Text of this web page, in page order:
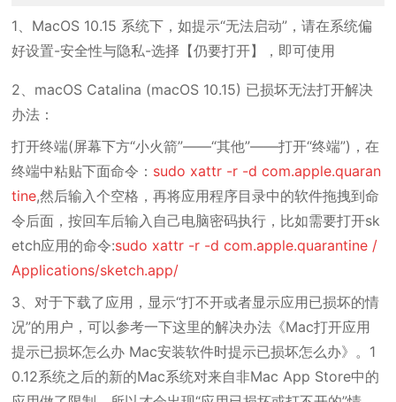
1、MacOS 10.15 系统下，如提示“无法启动”，请在系统偏
好设置-安全性与隐私-选择【仍要打开】，即可使用
2、macOS Catalina (macOS 10.15) 已损坏无法打开解决
办法：
打开终端(屏幕下方“小火箭”——“其他”——打开“终端”)，在
终端中粘贴下面命令： sudo xattr -r -d com.apple.quaran
tine,然后输入个空格，再将应用程序目录中的软件拖拽到命
令后面，按回车后输入自己电脑密码执行，比如需要打开sk
etch应用的命令:sudo xattr -r -d com.apple.quarantine /
Applications/sketch.app/
3、对于下载了应用，显示“打不开或者显示应用已损坏的情
况”的用户，可以参考一下这里的解决办法《Mac打开应用
提示已损坏怎么办 Mac安装软件时提示已损坏怎么办》。1
0.12系统之后的新的Mac系统对来自非Mac App Store中的